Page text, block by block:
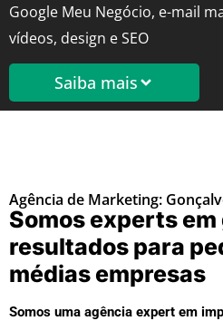
Google Meu Negócio, e-mail
vídeos, design e SEO
Saiba mais
Agência de Marketing:
Somos experts
resultados para
médias empresas
Somos uma agência expert em